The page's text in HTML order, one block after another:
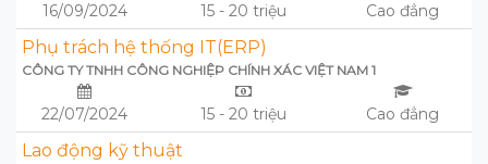
16/09/2024 15 - 20 triệu Cao đẳng
Phụ trách hệ thống IT(ERP)
CÔNG TY TNHH CÔNG NGHIỆP CHÍNH XÁC VIỆT NAM 1
22/07/2024 15 - 20 triệu Cao đẳng
Lao động kỹ thuật